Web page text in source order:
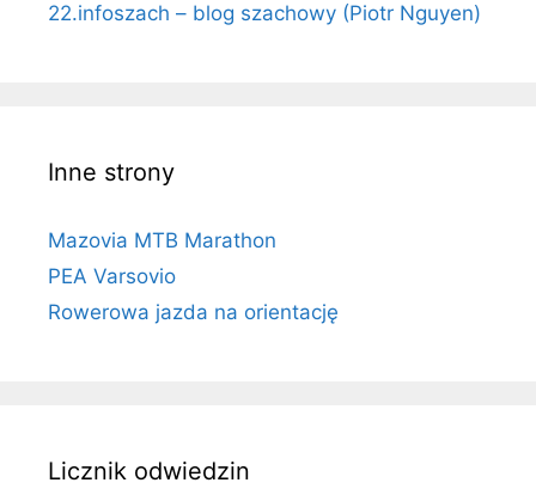
22.infoszach – blog szachowy (Piotr Nguyen)
Inne strony
Mazovia MTB Marathon
PEA Varsovio
Rowerowa jazda na orientację
Licznik odwiedzin